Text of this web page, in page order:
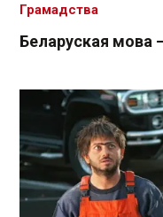
Беларуская мова
Грамадства